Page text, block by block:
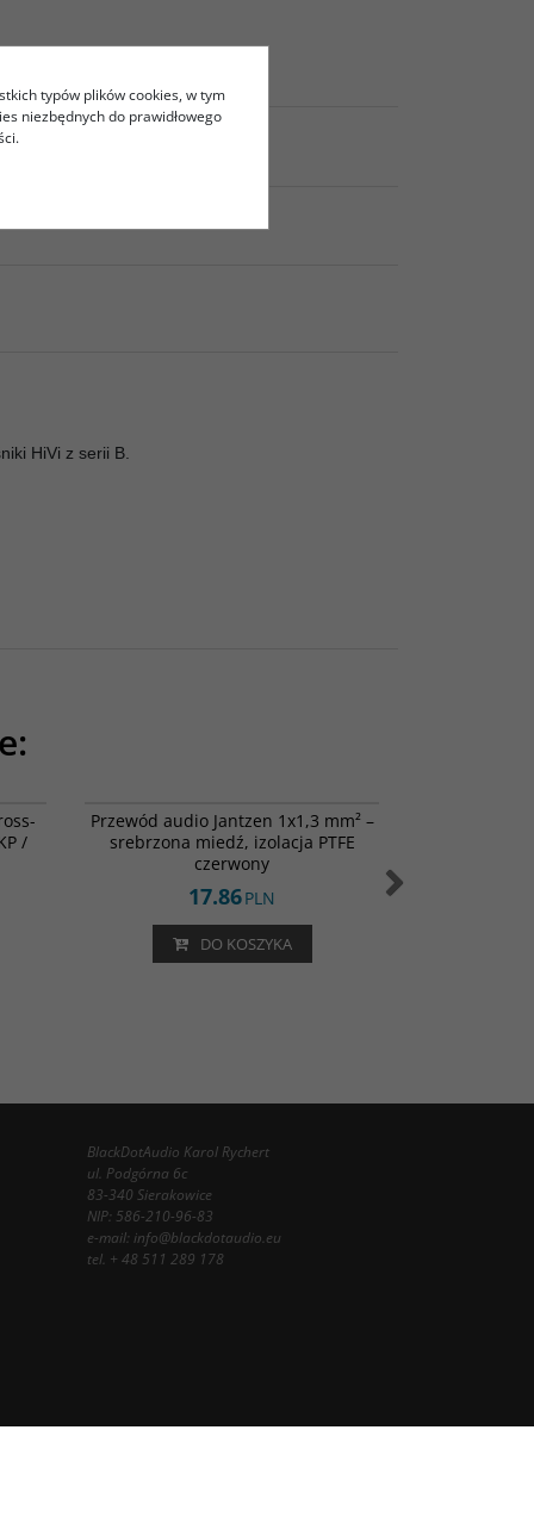
HiVi z serii B.
/
Przewód audio Jantzen 1x1,3 mm² –
srebrzona miedź, izolacja PTFE
czerwony
17.86PLN
DO KOSZYKA
BlackDotAudio Karol Rychert
ul. Podgórna 6c
83-340 Sierakowice
NIP: 586-210-96-83
e-mail:info@blackdotaudio.eu
tel. + 48 511 289 178
typów plików cookies, w tym
niezbędnych do prawidłowego